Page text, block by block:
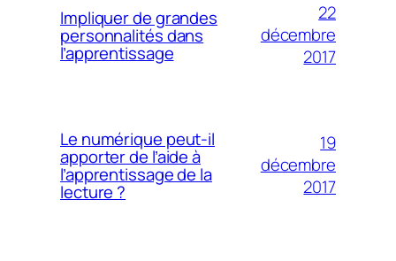
Impliquer de grandes
personnalités dans
l’apprentissage
22
décembre
2017
Le numérique peut-il
apporter de l’aide à
l’apprentissage de la
lecture ?
19
décembre
2017